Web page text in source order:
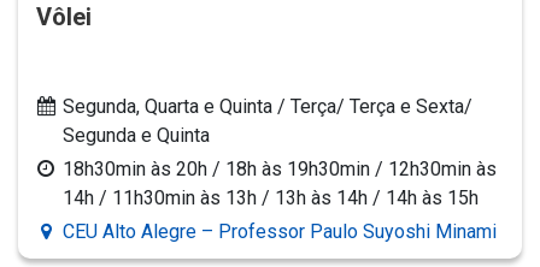
Vôlei
Segunda, Quarta e Quinta / Terça/ Terça e Sexta/
Segunda e Quinta
18h30min às 20h / 18h às 19h30min / 12h30min às
14h / 11h30min às 13h / 13h às 14h / 14h às 15h
CEU Alto Alegre – Professor Paulo Suyoshi Minami